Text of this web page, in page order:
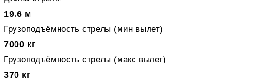
19.6 м
Грузоподъёмность стрелы (мин вылет)
7000 кг
Грузоподъёмность стрелы (макс вылет)
370 кг